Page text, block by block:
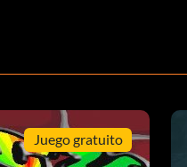
Juego gratuito